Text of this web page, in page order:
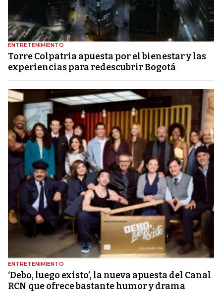
ENTRETENIMIENTO
Torre Colpatria apuesta por el bienestar y las
experiencias para redescubrir Bogotá
ENTRETENIMIENTO
‘Debo, luego existo’, la nueva apuesta del Canal
RCN que ofrece bastante humor y drama